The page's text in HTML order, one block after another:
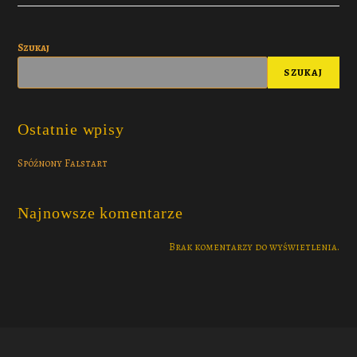
Szukaj
SZUKAJ
Ostatnie wpisy
Spóźnony Falstart
Najnowsze komentarze
Brak komentarzy do wyświetlenia.